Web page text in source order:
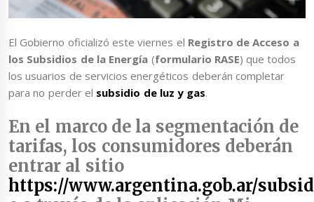
El Gobierno oficializó este viernes el Registro de Acceso a
los Subsidios de la Energía (formulario RASE) que todos
los usuarios de servicios energéticos deberán completar
para no perder el subsidio de luz y gas.
En el marco de la segmentación de
tarifas, los consumidores deberán
entrar al sitio
https://www.argentina.gob.ar/